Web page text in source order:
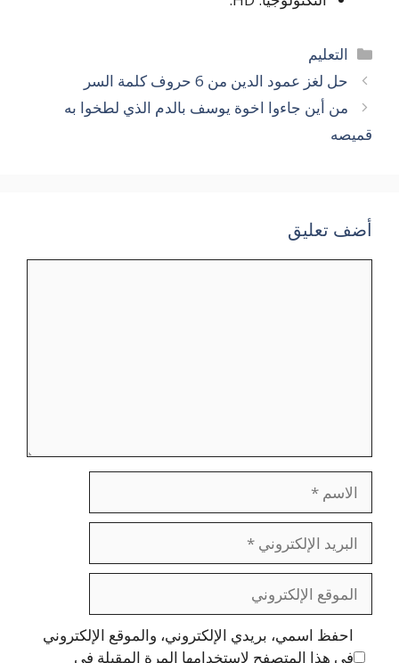
التصنيفات
التعليم
حل لغز عمود الدين من 6 حروف كلمة السر
من أين جاءوا اخوة يوسف بالدم الذي لطخوا به
قميصه
أضف تعليق
الاسم
البريد
الإلكتروني
الموقع
الإلكتروني
احفظ اسمي، بريدي الإلكتروني، والموقع الإلكتروني
في هذا المتصفح لاستخدامها المرة المقبلة في